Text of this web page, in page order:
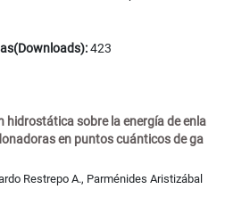
423
hidrostática sobre la energía de enla
en puntos cuánticos de ga
Restrepo A., Parménides Aristizábal